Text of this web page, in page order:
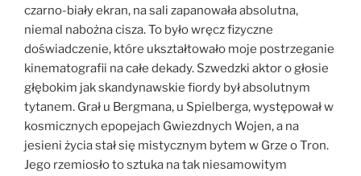
czarno-biały ekran, na sali zapanowała absolutna,
niemal nabożna cisza. To było wręcz fizyczne
doświadczenie, które ukształtowało moje postrzeganie
kinematografii na całe dekady. Szwedzki aktor o głosie
głębokim jak skandynawskie fiordy był absolutnym
tytanem. Grał u Bergmana, u Spielberga, występował w
kosmicznych epopejach Gwiezdnych Wojen, a na
jesieni życia stał się mistycznym bytem w Grze o Tron.
Jego rzemiosło to sztuka na tak niesamowitym